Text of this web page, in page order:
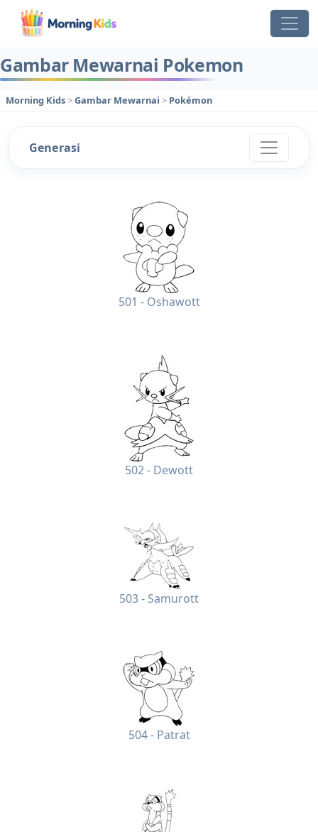
Gambar Mewarnai Pokemon
Morning Kids>Gambar Mewarnai > Pokémon
Generasi
501 - Oshawott
502 - Dewott
503 - Samurott
504 - Patrat